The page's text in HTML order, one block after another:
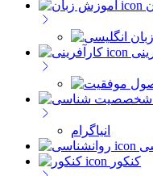
انیاگرام
کنکور